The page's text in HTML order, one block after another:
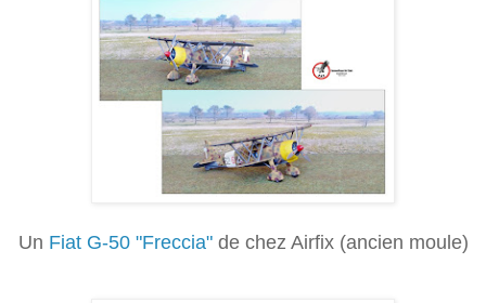
Un Fiat G-50 "Freccia"de chez Airfix (ancien moule)